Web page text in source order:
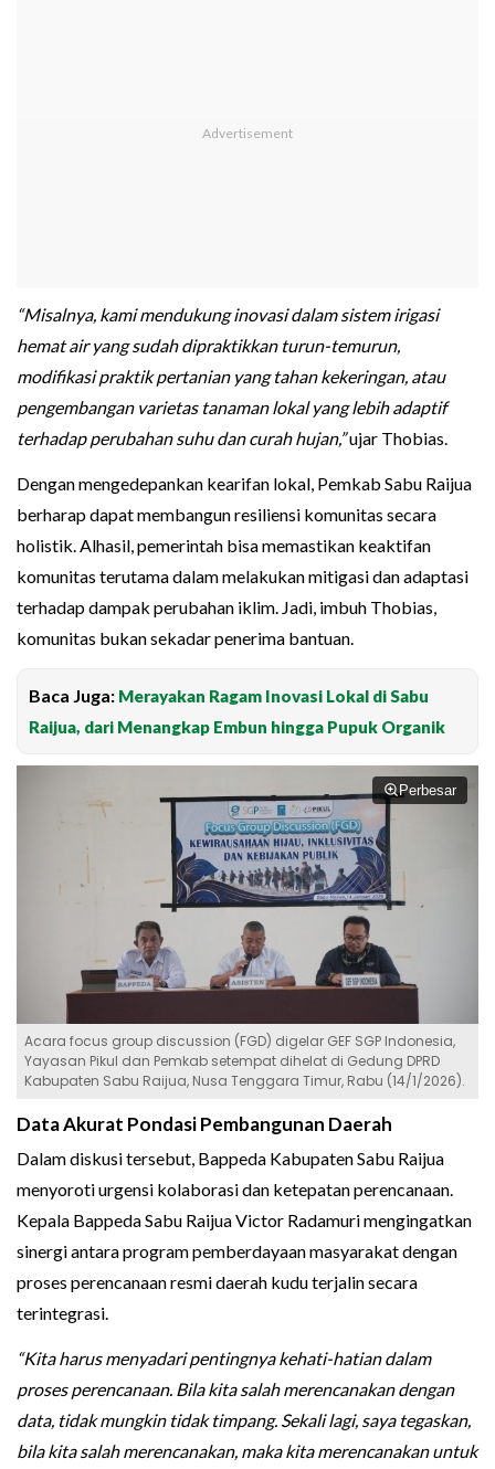
“Misalnya, kami mendukung inovasi dalam sistem irigasi
hemat air yang sudah dipraktikkan turun-temurun,
modifikasi praktik pertanian yang tahan kekeringan, atau
pengembangan varietas tanaman lokal yang lebih adaptif
terhadap perubahan suhu dan curah hujan,”ujar Thobias.
Dengan mengedepankan kearifan lokal, Pemkab Sabu Raijua
berharap dapat membangun resiliensi komunitas secara
holistik. Alhasil, pemerintah bisa memastikan keaktifan
komunitas terutama dalam melakukan mitigasi dan adaptasi
terhadap dampak perubahan iklim. Jadi, imbuh Thobias,
komunitas bukan sekadar penerima bantuan.
Baca Juga: Merayakan Ragam Inovasi Lokal di Sabu
Raijua, dari Menangkap Embun hingga Pupuk Organik
Perbesar
Acara focus group discussion (FGD) digelar GEF SGP Indonesia,
Yayasan Pikul dan Pemkab setempat dihelat di Gedung DPRD
Kabupaten Sabu Raijua, Nusa Tenggara Timur, Rabu (14/1/2026).
Data Akurat Pondasi Pembangunan Daerah
Dalam diskusi tersebut, Bappeda Kabupaten Sabu Raijua
menyoroti urgensi kolaborasi dan ketepatan perencanaan.
Kepala Bappeda Sabu Raijua Victor Radamuri mengingatkan
sinergi antara program pemberdayaan masyarakat dengan
proses perencanaan resmi daerah kudu terjalin secara
terintegrasi.
“Kita harus menyadari pentingnya kehati-hatian dalam
proses perencanaan. Bila kita salah merencanakan dengan
data, tidak mungkin tidak timpang. Sekali lagi, saya tegaskan,
bila kita salah merencanakan, maka kita merencanakan untuk